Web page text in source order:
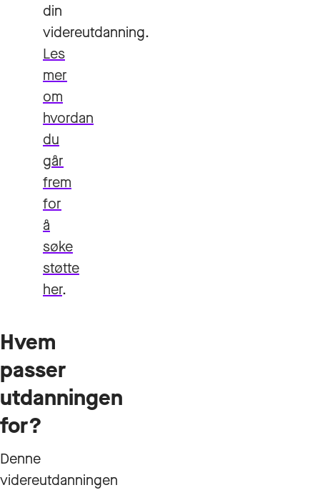
din
videreutdanning.
Les
mer
om
hvordan
du
går
frem
for
å
søke
støtte
her.
Hvem
passer
utdanningen
for?
Denne
videreutdanningen